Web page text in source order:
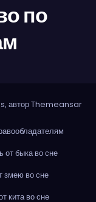
по
авторThemeansar
от быка во сне
змею во сне
кита во сне